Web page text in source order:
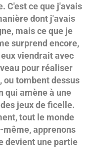
C'est ce que j'avais
dont j'avais
mais ce que je
surprend encore,
viendrait avec
pour réaliser
ou tombent dessus
qui amène à une
jeux de ficelle.
tout le monde
apprenons
devient une partie